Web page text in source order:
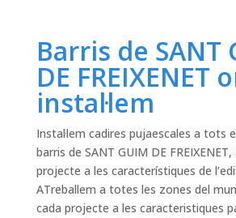
Barris de SANT
DE FREIXENET
instal·lem
Instal·lem cadires pujaescales a tots
barris de SANT GUIM DE
projecte a les característiques de
ATreballem a totes les zones del
cada projecte a les caracteristiques